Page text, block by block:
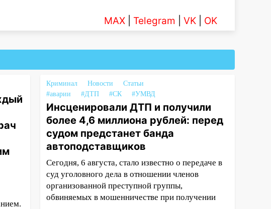
MAX Telegram VK OK
Криминал Новости
Статьи
#аварии
#ДТП #СК #УМВД
Инсценировали ДТП и получили
более 4,6 миллиона рублей: перед
судом предстанет банда
автоподставщиков
Сегодня, 6 августа, стало известно о передаче в
суд уголовного дела в отношении членов
организованной преступной группы,
обвиняемых в мошенничестве при получении